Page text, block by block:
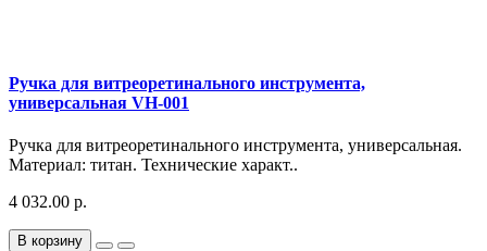
Ручка для витреоретинального инструмента,
универсальная VH-001
Ручка для витреоретинального инструмента, универсальная.
Материал: титан. Технические характ..
4 032.00 р.
В корзину